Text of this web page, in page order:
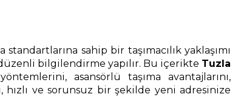
sahip bir taşımacılık yaklaşımı
bilgilendirme yapılır. Bu içerikte Tuzla
asansörlü taşıma avantajlarını,
hızlı ve sorunsuz bir şekilde yeni adresinize